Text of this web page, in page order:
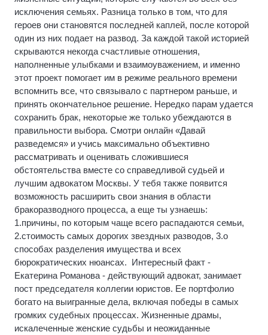
исключения семьях. Разница только в том, что для
героев они становятся последней каплей, после которой
один из них подает на развод. За каждой такой историей
скрываются некогда счастливые отношения,
наполненные улыбками и взаимоуважением, и именно
этот проект помогает им в режиме реального времени
вспомнить все, что связывало с партнером раньше, и
принять окончательное решение. Нередко парам удается
сохранить брак, некоторые же только убеждаются в
правильности выбора. Смотри онлайн «Давай
разведемся» и учись максимально объективно
рассматривать и оценивать сложившиеся
обстоятельства вместе со справедливой судьей и
лучшим адвокатом Москвы. У тебя также появится
возможность расширить свои знания в области
бракоразводного процесса, а еще ты узнаешь:
1.причины, по которым чаще всего распадаются семьи,
2.стоимость самых дорогих звездных разводов, 3.о
способах разделения имущества и всех
бюрократических нюансах. Интересный факт -
Екатерина Романова - действующий адвокат, занимает
пост председателя коллегии юристов. Ее портфолио
богато на выигранные дела, включая победы в самых
громких судебных процессах. Жизненные драмы,
искалеченные женские судьбы и неожиданные